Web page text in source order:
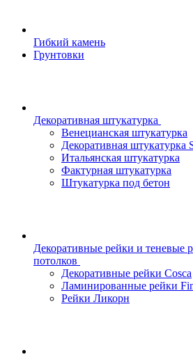
Гибкий камень
Грунтовки
Декоративная штукатурка
Венецианская штукатурка
Декоративная штукатурка
Итальянская штукатурка
Фактурная штукатурка
Штукатурка под бетон
Декоративные рейки и теневые
потолков
Декоративные рейки Cosca
Ламинированные рейки
Рейки Ликорн